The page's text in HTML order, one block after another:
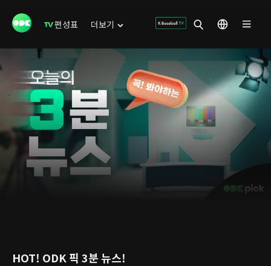
편성표 더보기
HOT! ODK 픽 3분 뉴스!